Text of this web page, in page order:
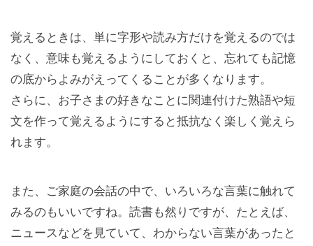
覚えるときは、単に字形や読み方だけを覚えるのでは
なく、意味も覚えるようにしておくと、忘れても記憶
の底からよみがえってくることが多くなります。
さらに、お子さまの好きなことに関連付けた熟語や短
文を作って覚えるようにすると抵抗なく楽しく覚えら
れます。
また、ご家庭の会話の中で、いろいろな言葉に触れて
みるのもいいですね。読書も然りですが、たとえば、
ニュースなどを見ていて、わからない言葉があったと